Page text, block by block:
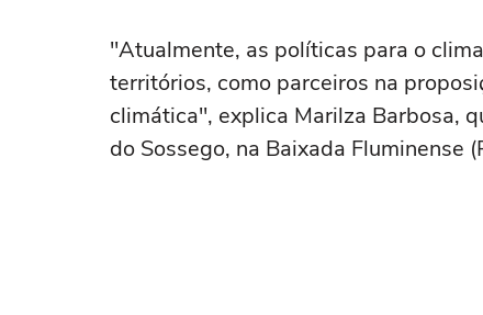
"Atualmente, as políticas para o
territórios, como parceiros na
climática", explica Marilza Barbosa,
do Sossego, na Baixada Fluminense